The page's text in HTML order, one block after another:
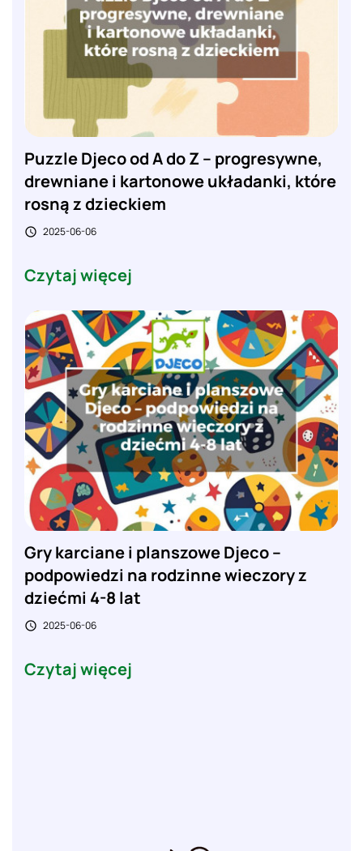
Puzzle Djeco od A do Z – progresywne,
drewniane i kartonowe układanki, które
rosną z dzieckiem
 2025-06-06
Czytaj więcej
Gry karciane i planszowe Djeco –
podpowiedzi na rodzinne wieczory z
dziećmi 4-8 lat
 2025-06-06
Czytaj więcej